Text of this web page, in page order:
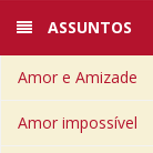
ASSUNTOS
Amor e Amizade
Amor impossível